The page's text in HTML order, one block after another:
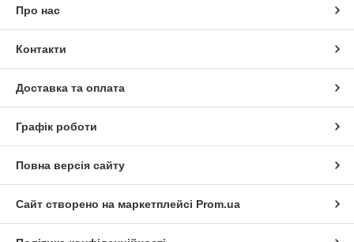
Про нас
Контакти
Доставка та оплата
Графік роботи
Повна версія сайту
Сайт створено на маркетплейсі Prom.ua